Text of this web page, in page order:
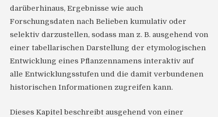
darüberhinaus, Ergebnisse wie auch
Forschungsdaten nach Belieben kumulativ oder
selektiv darzustellen, sodass man z. B. ausgehend von
einer tabellarischen Darstellung der etymologischen
Entwicklung eines Pflanzennamens interaktiv auf
alle Entwicklungsstufen und die damit verbundenen
historischen Informationen zugreifen kann.
Dieses Kapitel beschreibt ausgehend von einer